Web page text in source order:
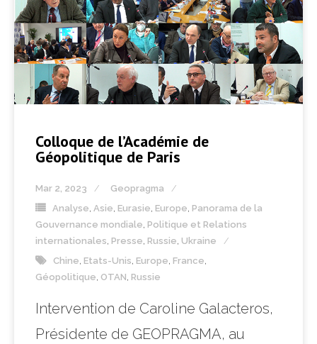
Colloque de l’Académie de
Géopolitique de Paris
Mar 2, 2023
Geopragma
Analyse, Asie, Eurasie, Europe, Panorama de la
Gouvernance mondiale, Politique et Relations
internationales, Presse, Russie, Ukraine
Chine, Etats-Unis, Europe, France,
Géopolitique, OTAN, Russie
Intervention de Caroline Galacteros,
Présidente de GEOPRAGMA, au